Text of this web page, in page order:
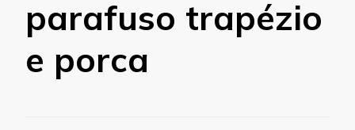
parafuso trapézio
e porca